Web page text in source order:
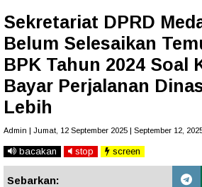
Sekretariat DPRD
Belum Selesaikan
BPK Tahun 2024 Soal
Bayar Perjalanan
Lebih
Admin | Jumat, 12 September 2025 | September 12,
bacakan stop screen
Sebarkan: